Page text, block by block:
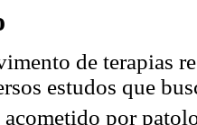
de terapias
estudos que
por